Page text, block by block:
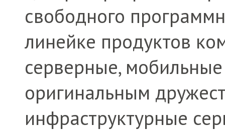
свободного
линейке продуктов
серверные,
оригинальным
инфраструктурные